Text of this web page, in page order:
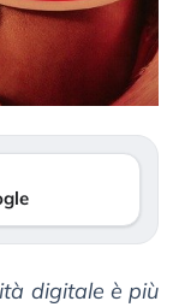
digitale è più